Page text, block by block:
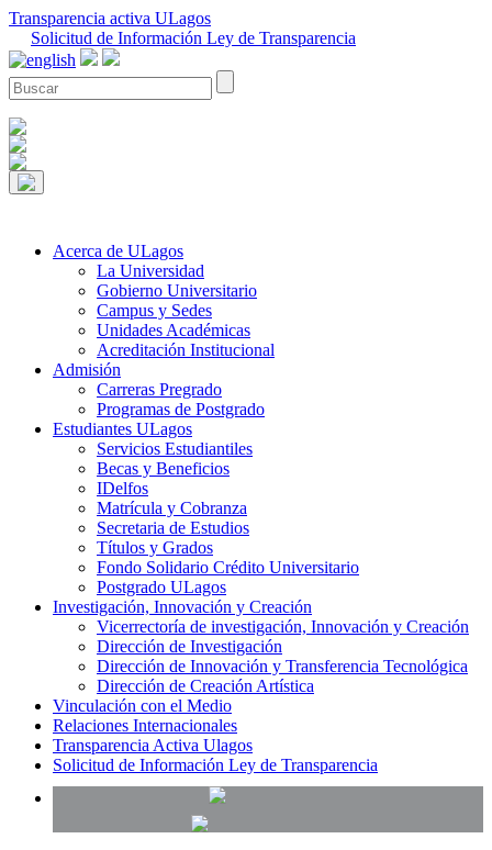
Transparencia activa ULagos
Solicitud de Información Ley de Transparencia
Acerca de ULagos
La Universidad
Gobierno Universitario
Campus y Sedes
Unidades Académicas
Acreditación Institucional
Admisión
Carreras Pregrado
Programas de Postgrado
Estudiantes ULagos
Servicios Estudiantiles
Becas y Beneficios
IDelfos
Matrícula y Cobranza
Secretaria de Estudios
Títulos y Grados
Fondo Solidario Crédito Universitario
Postgrado ULagos
Investigación, Innovación y Creación
Vicerrectoría de investigación, Innovación y Creación
Dirección de Investigación
Dirección de Innovación y Transferencia Tecnológica
Dirección de Creación Artística
Vinculación con el Medio
Relaciones Internacionales
Transparencia Activa Ulagos
Solicitud de Información Ley de Transparencia